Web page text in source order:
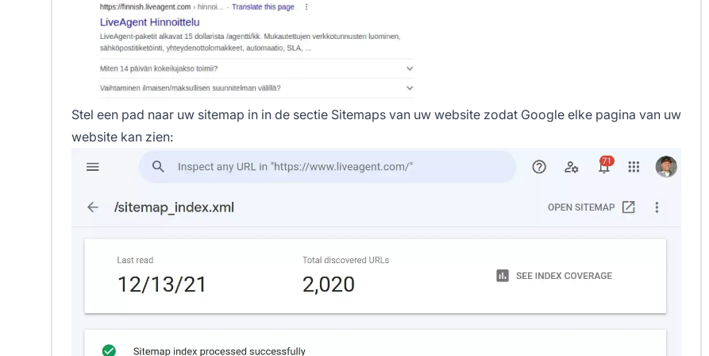
Stel een pad naar uw sitemap in in de sectie Sitemaps van uw website zodat Google elke pagina van uw
website kan zien: